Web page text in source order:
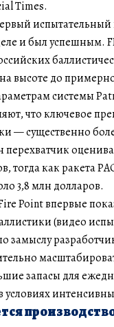
Times.
испытательный
и был успешным.
высоте до
системы
что ключевое
— существенно
перехватчик
тогда как ракета
3,8 млн долларов.
Point впервые
(видео
замыслу
запасы для
условиях